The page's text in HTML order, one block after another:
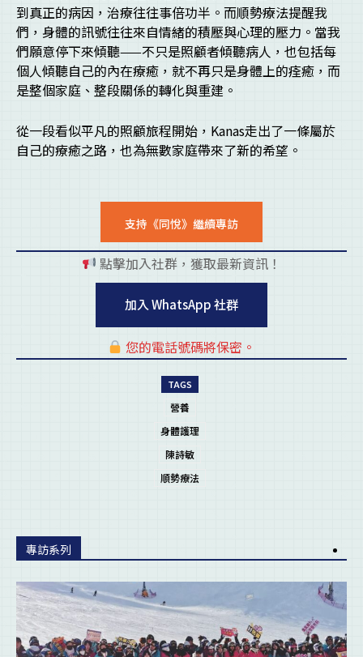
到真正的病因，治療往往事倍功半。而順勢療法提醒我
們，身體的訊號往往來自情緒的積壓與心理的壓力。當我
們願意停下來傾聽——不只是照顧者傾聽病人，也包括每
個人傾聽自己的內在療癒，就不再只是身體上的痊癒，而
是整個家庭、整段關係的轉化與重建。
從一段看似平凡的照顧旅程開始，Kanas走出了一條屬於
自己的療癒之路，也為無數家庭帶來了新的希望。
支持《同悅》繼續專訪
點擊加入社群，獲取最新資訊！
加入 WhatsApp 社群
您的電話號碼將保密。
TAGS
營養
身體護理
陳詩敏
順勢療法
專訪系列